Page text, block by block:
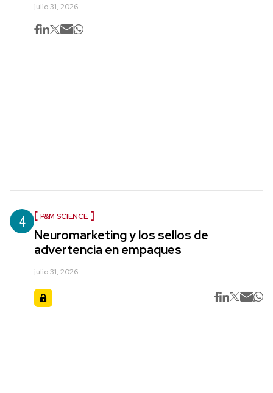
julio 31, 2026
4 P&M SCIENCE
Neuromarketing y los sellos de
advertencia en empaques
julio 31, 2026